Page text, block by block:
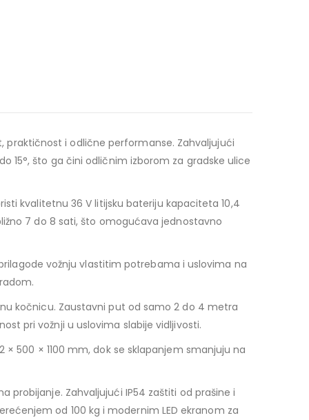
praktičnost i odlične performanse. Zahvaljujući
15°, što ga čini odličnim izborom za gradske ulice
kvalitetnu 36 V litijsku bateriju kapaciteta 10,4
7 do 8 sati, što omogućava jednostavno
vožnju vlastitim potrebama i uslovima na
kočnicu. Zaustavni put od samo 2 do 4 metra
pri vožnji u uslovima slabije vidljivosti.
500 × 1100 mm, dok se sklapanjem smanjuju na
probijanje. Zahvaljujući IP54 zaštiti od prašine i
od 100 kg i modernim LED ekranom za